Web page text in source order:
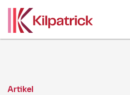
content
Artikel